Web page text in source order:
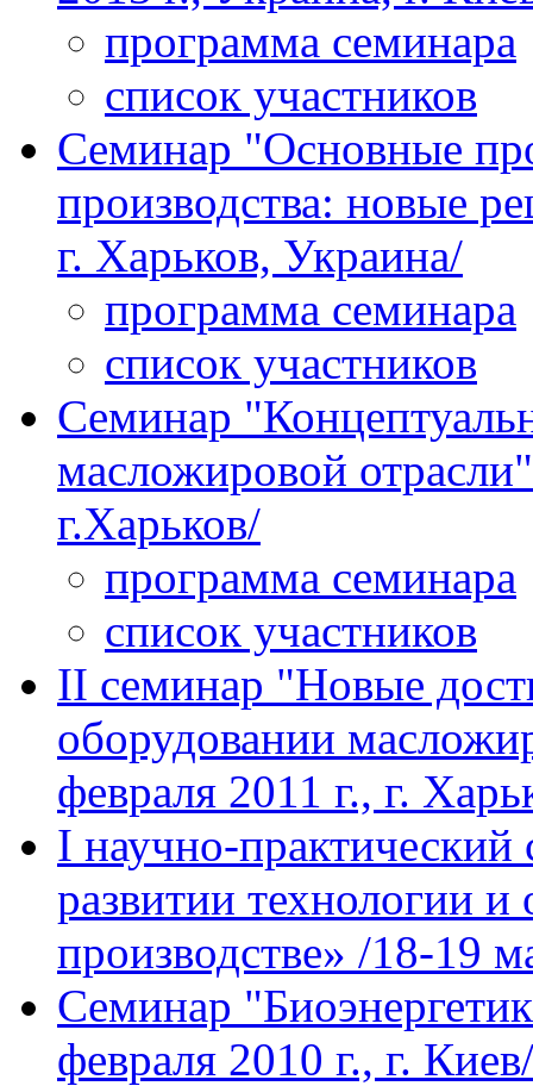
программа семинара
список участников
Семинар "Основные
производства: новые
г. Харьков, Украина/
программа семинара
список участников
Семинар
масложировой
г.Харьков/
программа семинара
список участников
II семинар "Новые
оборудовании
февраля 2011 г., г.
I научно-
развитии технологии
производстве» /18-19
Семинар
февраля 2010 г., г. Киев/